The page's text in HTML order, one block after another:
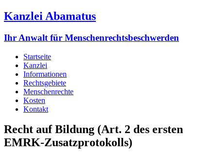
Kanzlei Abamatus
Ihr Anwalt für Menschenrechtsbeschwerden
Startseite
Kanzlei
Informationen
Rechtsgebiete
Menschenrechte
Kosten
Kontakt
Recht auf Bildung (Art. 2 des ersten
EMRK-Zusatzprotokolls)